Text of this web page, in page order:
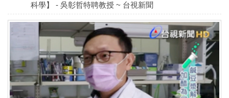
科學】 - 吳彰哲特聘教授 ~ 台視新聞